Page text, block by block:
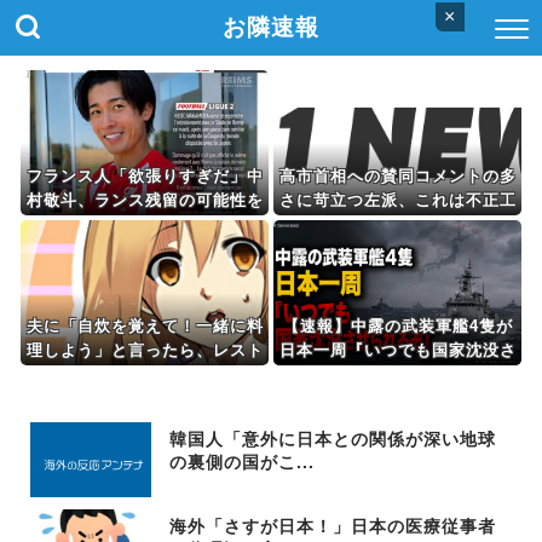
×
お隣速報
フランス人「欲張りすぎだ」中
村敬斗、ランス残留の可能性を
会長が示唆！移籍金が交渉の壁
に..現地サポの本音がこれ！
【海外の反応】
高市首相への賛同コメントの多
さに苛立つ左派、これは不正工
作に違いない！と確信してしま
った結果……
夫に「自炊を覚えて！一緒に料
理しよう」と言ったら、レスト
【速報】中露の武装軍艦4隻が
日本一周『いつでも国家沈没さ
韓国人「意外に日本との関係が深い地球
の裏側の国がこ...
海外「さすが日本！」日本の医療従事者